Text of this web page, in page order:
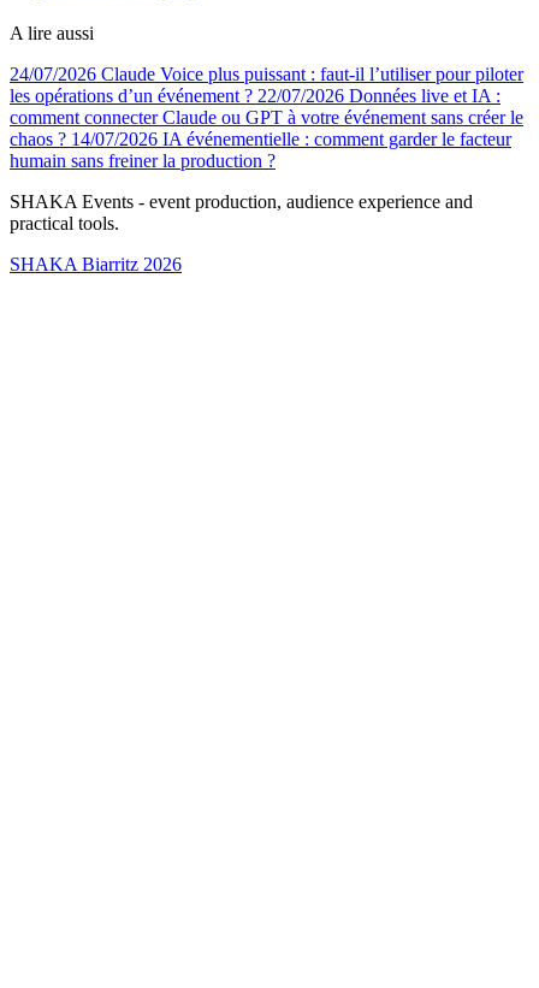
A lire aussi
24/07/2026 Claude Voice plus puissant : faut-il l’utiliser pour piloter
les opérations d’un événement ? 22/07/2026 Données live et IA :
comment connecter Claude ou GPT à votre événement sans créer le
chaos ? 14/07/2026 IA événementielle : comment garder le facteur
humain sans freiner la production ?
SHAKA Events - event production, audience experience and
practical tools.
SHAKA Biarritz 2026